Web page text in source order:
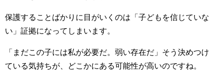
保護することばかりに目がいくのは「子どもを信じていな
い」証拠になってしまいます。
「まだこの子には私が必要だ。弱い存在だ」そう決めつけ
ている気持ちが、どこかにある可能性が高いのですね。